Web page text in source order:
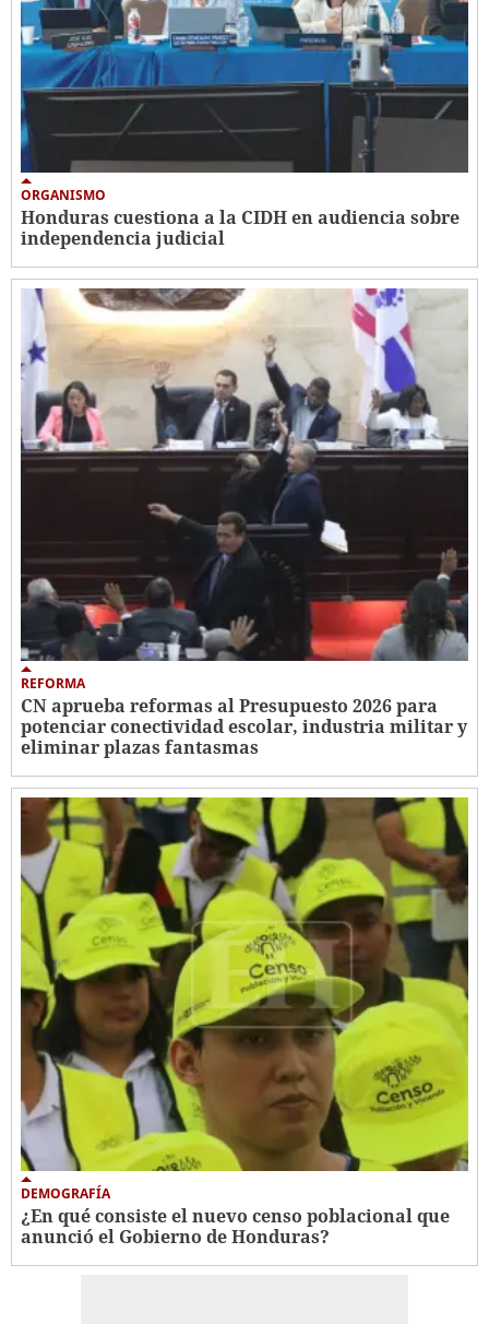
ORGANISMO
Honduras cuestiona a la CIDH en audiencia sobre
independencia judicial
REFORMA
CN aprueba reformas al Presupuesto 2026 para
potenciar conectividad escolar, industria militar y
eliminar plazas fantasmas
DEMOGRAFÍA
¿En qué consiste el nuevo censo poblacional que
anunció el Gobierno de Honduras?